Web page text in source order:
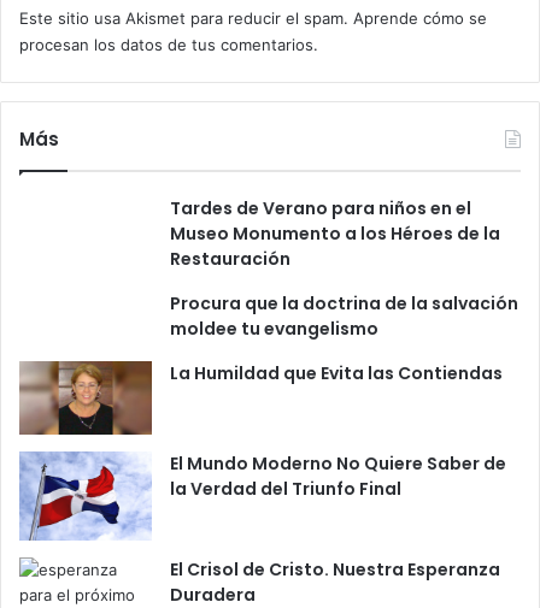
Este sitio usa Akismet para reducir el spam. Aprende cómo se
procesan los datos de tus comentarios.
Más
Tardes de Verano para niños en el
Museo Monumento a los Héroes de la
Restauración
Procura que la doctrina de la salvación
moldee tu evangelismo
La Humildad que Evita las Contiendas
El Mundo Moderno No Quiere Saber de
la Verdad del Triunfo Final
El Crisol de Cristo. Nuestra Esperanza
Duradera